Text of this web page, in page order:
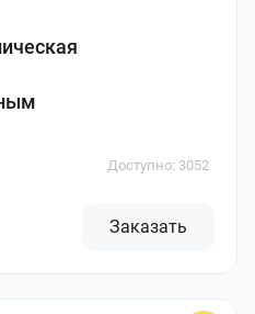
Доступно: 3052
Заказать